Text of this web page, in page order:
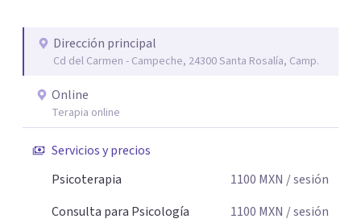
auténtica y comunicación clara y directa para darte
seguridad emocional y una dirección firme de tu proceso
de cambio.
Dirección principal
Cd del Carmen - Campeche, 24300 Santa Rosalía, Camp.
Online
Terapia online
Servicios y precios
Psicoterapia
1100 MXN / sesión
Consulta para Psicología
1100 MXN / sesión